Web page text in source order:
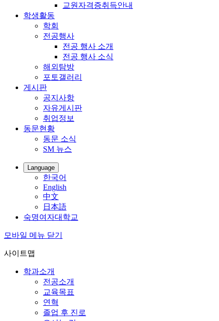
교원자격증취득안내
학생활동
학회
전공행사
전공 행사 소개
전공 행사 소식
해외탐방
포토갤러리
게시판
공지사항
자유게시판
취업정보
동문현황
동문 소식
SM 뉴스
Language
한국어
English
中文
日本語
숙명여자대학교
모바일 메뉴 닫기
사이트맵
학과소개
전공소개
교육목표
연혁
졸업 후 진로